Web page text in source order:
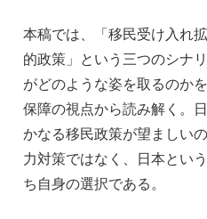
本稿では、「移民受け入れ
的政策」という三つのシナ
がどのような姿を取るのか
保障の視点から読み解く。
かなる移民政策が望ましい
力対策ではなく、日本とい
ち自身の選択である。